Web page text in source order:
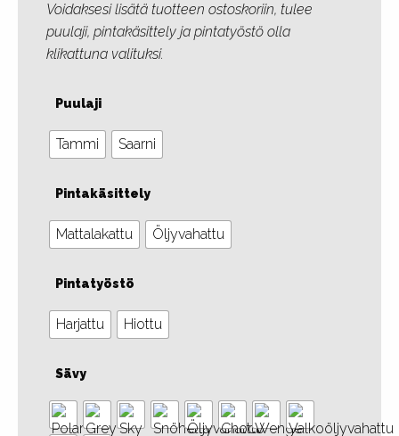
Voidaksesi lisätä tuotteen ostoskoriin, tulee
puulaji, pintakäsittely ja pintatyöstö olla
klikattuna valituksi.
Puulaji
Tammi Saarni
Pintakäsittely
Mattalakattu Öljyvahattu
Pintatyöstö
Harjattu Hiottu
Sävy